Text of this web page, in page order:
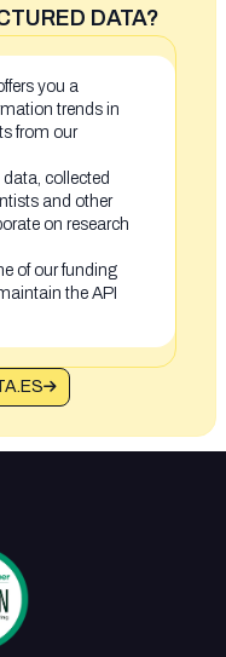
DATA?
you a
trends in
from our
collected
and other
on research
of our funding
the API